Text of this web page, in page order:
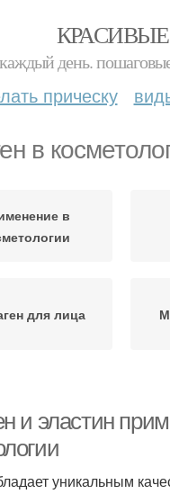
день.
прическу
в
в
для лица
и эластин
уникальным